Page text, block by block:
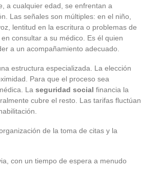
a cualquier edad, se enfrentan a
Las señales son múltiples: en el niño,
lentitud en la escritura o problemas de
consultar a su médico. Es él quien
a un acompañamiento adecuado.
estructura especializada. La elección
Para que el proceso sea
La seguridad social financia la
cubre el resto. Las tarifas fluctúan
de la toma de citas y la
con un tiempo de espera a menudo